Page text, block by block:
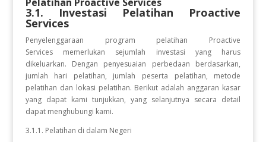
3.1. Investasi Pelatihan Proactive
Services
Penyelenggaraan program pelatihan Proactive
Servicesmemerlukan sejumlah investasi yang harus
dikeluarkan. Dengan penyesuaian perbedaan berdasarkan,
jumlah hari pelatihan, jumlah peserta pelatihan, metode
pelatihan dan lokasi pelatihan. Berikut adalah anggaran kasar
yang dapat kami tunjukkan, yang selanjutnya secara detail
dapat menghubungi kami.
3.1.1. Pelatihan di dalam Negeri